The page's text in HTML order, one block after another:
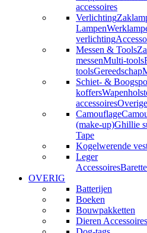
accessoires
Verlichting
Lampen
verlichting
Messen & Tools
messenMulti-tools
toolsGereedschap
Schiet- &
koffers
accessoiresOverige
Camouflage
(make-up)Ghillie
Tape
Kogelwerende
Leger
Accessoires
OVERIG
Batterijen
Boeken
Bouwpakketten
Dieren Accessoires